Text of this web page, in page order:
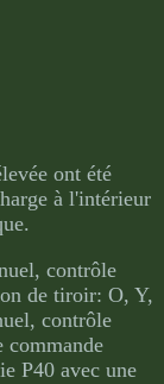
ont été
à l'intérieur
contrôle
de tiroir: O, Y,
contrôle
commande
P40 avec une